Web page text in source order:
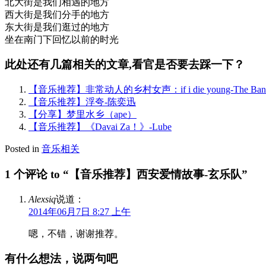
西大街是我们分手的地方
东大街是我们逛过的地方
坐在南门下回忆以前的时光
此处还有几篇相关的文章,看官是否要去踩一下？
【音乐推荐】非常动人的乡村女声：if i die young-The
【音乐推荐】浮夸-陈奕迅
【分享】梦里水乡（ape）
【音乐推荐】《Davai Za！》-Lube
Posted in 音乐相关
1 个评论 to “【音乐推荐】西安爱情故事-玄乐队”
Alexsiq说道：
2014年06月7日 8:27 上午
嗯，不错，谢谢推荐。
有什么想法，说两句吧